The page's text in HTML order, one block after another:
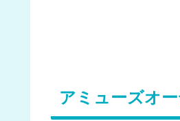
アミューズオ